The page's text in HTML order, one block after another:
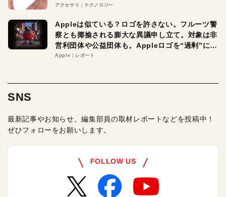
アクセサリ テクノロジー
Appleは似ている？ロゴを許さない。フルーツ警
察とも揶揄される膨大な異議申し立て。対象は非
営利団体や公益団体も。Appleロゴを“過剰”に守
る理由とは
Apple レポート
SNS
最新記事やお知らせ、編集部員の取材レポートなどを投稿中！
ぜひフォローをお願いします。
FOLLOW US